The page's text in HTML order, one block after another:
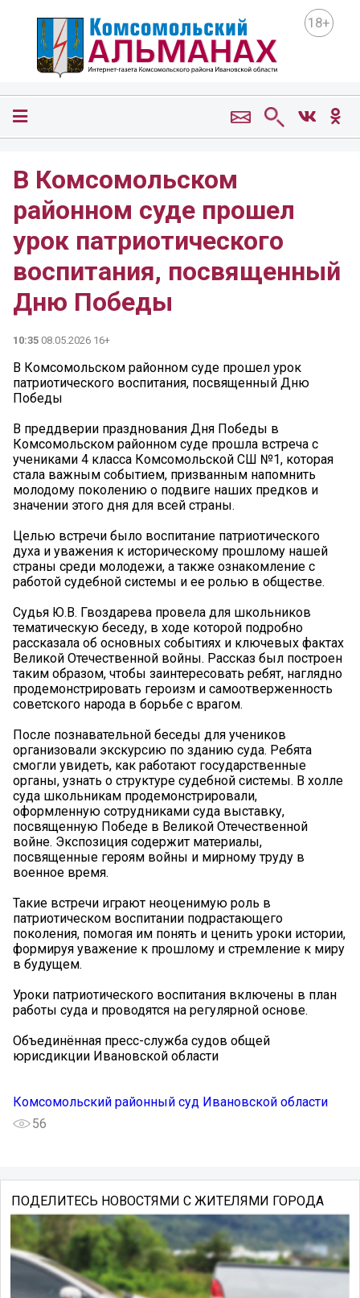
18+
В Комсомольском
районном суде прошел
урок патриотического
воспитания, посвященный
Дню Победы
10:35 08.05.2026 16+
В Комсомольском районном суде прошел урок
патриотического воспитания, посвященный Дню
Победы
В преддверии празднования Дня Победы в
Комсомольском районном суде прошла встреча с
учениками 4 класса Комсомольской СШ №1, которая
стала важным событием, призванным напомнить
молодому поколению о подвиге наших предков и
значении этого дня для всей страны.
Целью встречи было воспитание патриотического
духа и уважения к историческому прошлому нашей
страны среди молодежи, а также ознакомление с
работой судебной системы и ее ролью в обществе.
Судья Ю.В. Гвоздарева провела для школьников
тематическую беседу, в ходе которой подробно
рассказала об основных событиях и ключевых фактах
Великой Отечественной войны. Рассказ был построен
таким образом, чтобы заинтересовать ребят, наглядно
продемонстрировать героизм и самоотверженность
советского народа в борьбе с врагом.
После познавательной беседы для учеников
организовали экскурсию по зданию суда. Ребята
смогли увидеть, как работают государственные
органы, узнать о структуре судебной системы. В холле
суда школьникам продемонстрировали,
оформленную сотрудниками суда выставку,
посвященную Победе в Великой Отечественной
войне. Экспозиция содержит материалы,
посвященные героям войны и мирному труду в
военное время.
Такие встречи играют неоценимую роль в
патриотическом воспитании подрастающего
поколения, помогая им понять и ценить уроки истории,
формируя уважение к прошлому и стремление к миру
в будущем.
Уроки патриотического воспитания включены в план
работы суда и проводятся на регулярной основе.
Объединённая пресс-служба судов общей
юрисдикции Ивановской области
Комсомольский районный суд Ивановской области
56
ПОДЕЛИТЕСЬ НОВОСТЯМИ С ЖИТЕЛЯМИ ГОРОДА